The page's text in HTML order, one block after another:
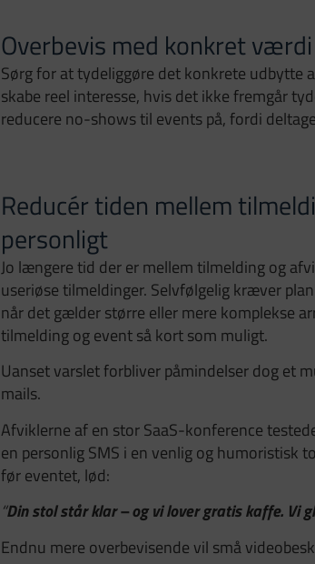
Overbevis med konkret værdi
Sørg for at tydeliggøre det konkrete udbytte
skabe reel interesse, hvis det ikke fremgår
reducere no-shows til events på, fordi
Reducér tiden mellem
personligt
Jo længere tid der er mellem tilmelding og
useriøse tilmeldinger. Selvfølgelig kræver
når det gælder større eller mere komplekse
tilmelding og event så kort som muligt.
Uanset varslet forbliver påmindelser dog et
mails.
Afviklerne af en stor SaaS-konference
en personlig SMS i en venlig og humoristisk
før eventet, lød:
“Din stol står klar – og vi lover gratis kaffe. Vi
Endnu mere overbevisende vil små